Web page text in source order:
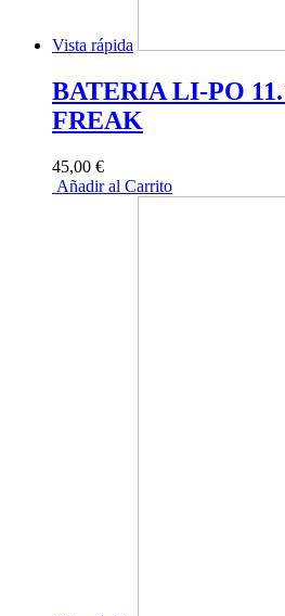
Vista rápida
BATERIA LI-PO
FREAK
45,00 €
Añadir al Carrito